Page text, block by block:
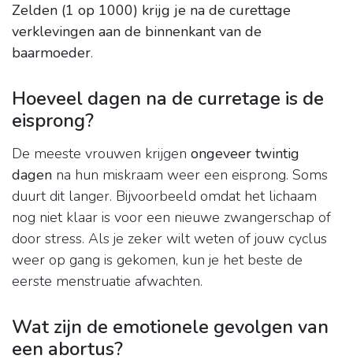
Zelden (1 op 1000) krijg je na de curettage
verklevingen aan de binnenkant van de
baarmoeder.
Hoeveel dagen na de curretage is de
eisprong?
De meeste vrouwen krijgen ongeveer twintig
dagen na hun miskraam weer een eisprong. Soms
duurt dit langer. Bijvoorbeeld omdat het lichaam
nog niet klaar is voor een nieuwe zwangerschap of
door stress. Als je zeker wilt weten of jouw cyclus
weer op gang is gekomen, kun je het beste de
eerste menstruatie afwachten.
Wat zijn de emotionele gevolgen van
een abortus?